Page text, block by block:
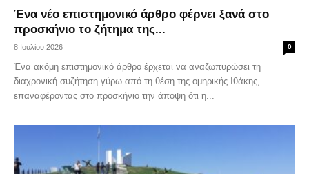
Ένα νέο επιστημονικό άρθρο φέρνει ξανά στο
προσκήνιο το ζήτημα της...
8 Ιουλίου 2026 0
Ένα ακόμη επιστημονικό άρθρο έρχεται να αναζωπυρώσει τη
διαχρονική συζήτηση γύρω από τη θέση της ομηρικής Ιθάκης,
επαναφέροντας στο προσκήνιο την άποψη ότι η...